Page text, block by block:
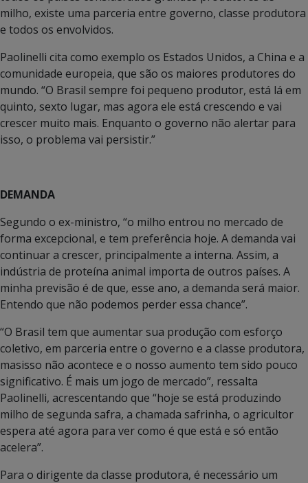
milho, existe uma parceria entre governo, classe produtora
e todos os envolvidos.
Paolinelli cita como exemplo os Estados Unidos, a China e a
comunidade europeia, que são os maiores produtores do
mundo. “O Brasil sempre foi pequeno produtor, está lá em
quinto, sexto lugar, mas agora ele está crescendo e vai
crescer muito mais. Enquanto o governo não alertar para
isso, o problema vai persistir.”
DEMANDA
Segundo o ex-ministro, “o milho entrou no mercado de
forma excepcional, e tem preferência hoje. A demanda vai
continuar a crescer, principalmente a interna. Assim, a
indústria de proteína animal importa de outros países. A
minha previsão é de que, esse ano, a demanda será maior.
Entendo que não podemos perder essa chance”.
“O Brasil tem que aumentar sua produção com esforço
coletivo, em parceria entre o governo e a classe produtora,
masisso não acontece e o nosso aumento tem sido pouco
significativo. É mais um jogo de mercado”, ressalta
Paolinelli, acrescentando que “hoje se está produzindo
milho de segunda safra, a chamada safrinha, o agricultor
espera até agora para ver como é que está e só então
acelera”.
Para o dirigente da classe produtora, é necessário um